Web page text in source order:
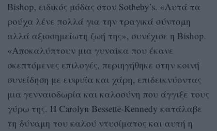
Bishop, ειδικός μόδας στον Sotheby’s. «Αυτά τα
ρούχα λένε πολλά για την τραγικά σύντομη
αλλά αξιοσημείωτη ζωή της», συνέχισε η Bishop.
«Αποκαλύπτουν μια γυναίκα που έκανε
σκεπτόμενες επιλογές, περιηγήθηκε στην κοινή
συνείδηση με ευφυΐα και χάρη, επιδεικνύοντας
μια γενναιοδωρία και καλοσύνη που άγγιξε τους
γύρω της. Η Carolyn Bessette-Kennedy κατάλαβε
τη δύναμη του καλού ντυσίματος και αυτή η